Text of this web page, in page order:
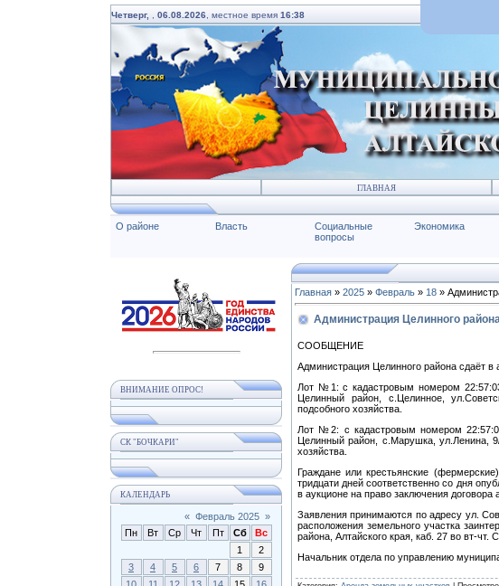
Четверг, 06.08.2026 , местное время 16:38
ГЛАВНАЯ
О районе Власть
Социальные
вопросы
Экономика
ВНИМАНИЕ ОПРОС!
СК "БОЧКАРИ"
КАЛЕНДАРЬ
« Февраль 2025 »
Пн
Вт Ср Чт Пт Сб
Вс
1
2
3
4 5 6 7 8
9
Главная » 2025 » Февраль » 18 »
Администрация Целинного
СООБЩЕНИЕ
Администрация Целинного района сдаёт в
Лот №1: с кадастровым номером
Целинный район, с.Целинное,
подсобного хозяйства.
Лот №2: с кадастровым номером
Целинный район, с.Марушка, ул.Ленина,
хозяйства.
Граждане или крестьянские
тридцати дней соответственно со дня
в аукционе на право заключения договора
Заявления принимаются по адресу ул.
расположения земельного участка
района, Алтайского края, каб. 27 во вт-чт.
Начальник отдела по